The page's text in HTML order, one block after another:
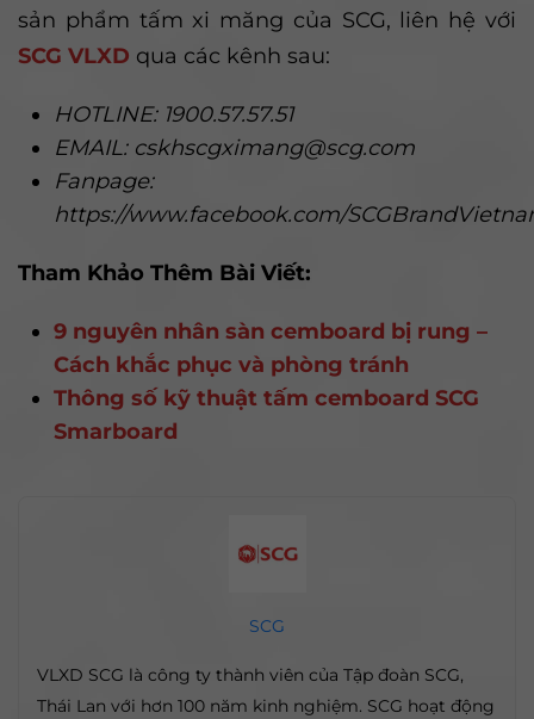
sản phẩm tấm xi măng của SCG, liên hệ với
SCG VLXD qua các kênh sau:
HOTLINE: 1900.57.57.51
EMAIL: cskhscgximang@scg.com
Fanpage:
https://www.facebook.com/
Tham Khảo Thêm Bài Viết:
9 nguyên nhân sàn cemboard bị rung –
Cách khắc phục và phòng tránh
Thông số kỹ thuật tấm cemboard SCG
Smarboard
SCG
VLXD SCG là công ty thành viên của Tập đoàn SCG,
Thái Lan với hơn 100 năm kinh nghiệm. SCG hoạt động